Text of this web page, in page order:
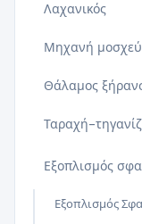
Λαχανικός
Μηχανή
Θάλαμος
Ταραχή-
Εξοπλισμός
Εξοπλισμός